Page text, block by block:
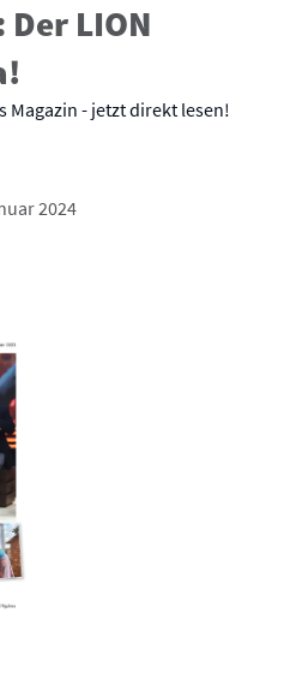
LION
Magazin - jetzt direkt lesen!
2024